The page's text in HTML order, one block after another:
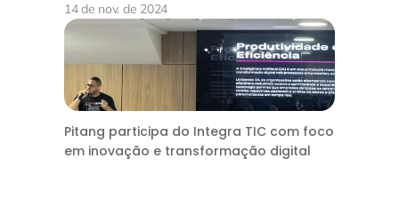
14 de nov. de 2024
Pitang participa do Integra TIC com foco
em inovação e transformação digital